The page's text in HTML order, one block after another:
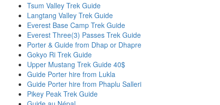
Tsum Valley Trek Guide
Langtang Valley Trek Guide
Everest Base Camp Trek Guide
Everest Three(3) Passes Trek Guide
Porter & Guide from Dhap or Dhapre
Gokyo Ri Trek Guide
Upper Mustang Trek Guide 40$
Guide Porter hire from Lukla
Guide Porter hire from Phaplu Salleri
Pikey Peak Trek Guide